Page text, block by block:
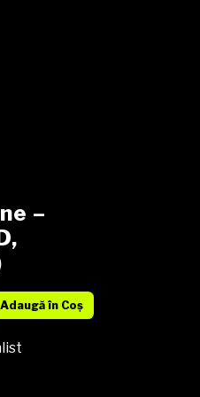
–
Adaugă în Coș